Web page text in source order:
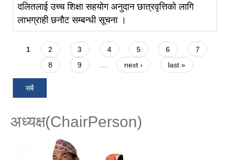
दलितलाई उच्च शिक्षा सहयोग अनुदान छात्रवृत्तिको लागि
लाभग्राही छनौट सम्बन्धी सूचना ।
Pages
1 2 3 4 5 6
7
8
9 … next › last »
सबै
अध्यक्ष(ChairPerson)